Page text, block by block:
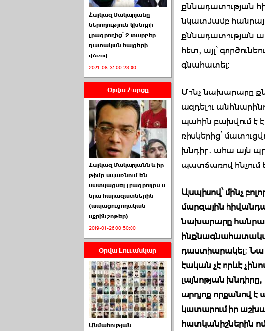
ՏԵՍԱՆՅՈՒԹ․ Ի՞նչ
իրավիճակ է այս ›››
2026-07-04 10:40:00
Սահմանադրական
դատարանը մերժեց ›››
2026-07-02 00:39:00
ՈՒՂԻՂ․ ԱԺ-ն
Կառավարության ›››
2026-07-01 00:52:00
Հայկազ Մակարյանը
ներողություն կխնդրի
լրագրողից՝ 2 տարբեր
դատական հայցերի
վճռով
2021-08-31 00:23:00
Օրվա Հարցը
Հայկազ Մակարյանն և իր
թիմը սպառնում են
սատկացնել լրագրողին և
նրա հարազատներին
(ապացուցողական
սքրինշոթեր)
2019-01-26 00:50:00
Օրվա Լուսանկար
Անմահության
քննադատության
նկատմամբ
քննադատության
հետ, այլ՝
գնահատել։
Մինչ նախարարը
ազդելու
պահին բախվում է
ռիսկերից՝
խնդիր. ահա այն
պատճառով հնչում
Այսպիսով՝ մինչ
մարզային
նախարարը
դաստիարակել։ Նա
էական չէ որևէ
լայնոթյան
արդյոք որքանով է
կատարում իր
հատկանիշներին